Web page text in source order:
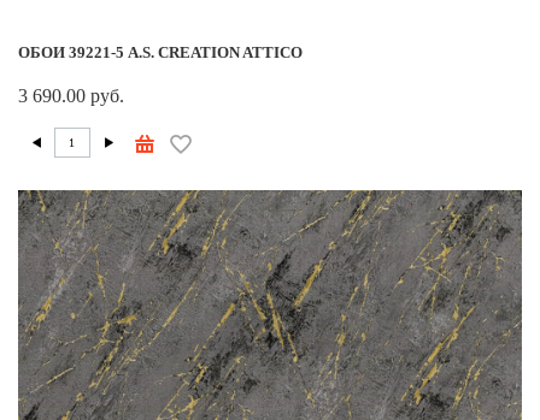
ОБОИ 39221-5 A.S. CREATION ATTICO
3 690.00 руб.